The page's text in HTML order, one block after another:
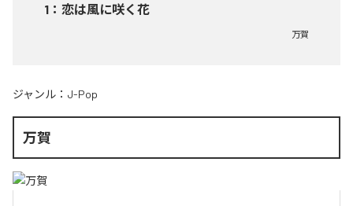
1 ： 恋は風に咲く花
万賀
ジャンル： J-Pop
万賀